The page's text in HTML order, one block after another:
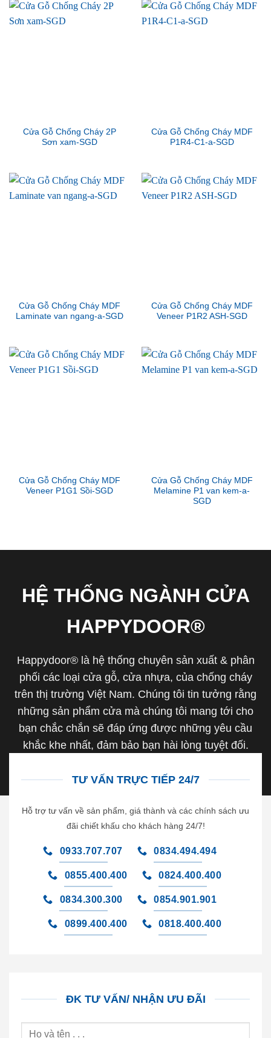
Cửa Gỗ Chống Cháy 2P
Sơn xam-SGD
Cửa Gỗ Chống Cháy MDF
P1R4-C1-a-SGD
Cửa Gỗ Chống Cháy MDF
Laminate van ngang-a-SGD
Cửa Gỗ Chống Cháy MDF
Veneer P1R2 ASH-SGD
Cửa Gỗ Chống Cháy MDF
Veneer P1G1 Sồi-SGD
Cửa Gỗ Chống Cháy MDF
Melamine P1 van kem-a-
SGD
HỆ THỐNG NGÀNH CỬA
HAPPYDOOR®
Happydoor® là hệ thống chuyên sản xuất & phân
phối các loại cửa gỗ, cửa nhựa, của chống cháy
trên thị trường Việt Nam. Chúng tôi tin tưởng rằng
những sản phẩm cửa mà chúng tôi mang tới cho
bạn chắc chắn sẽ đáp ứng được những yêu cầu
khắc khe nhất, đảm bảo bạn hài lòng tuyệt đối.
TƯ VẤN TRỰC TIẾP 24/7
Hỗ trợ tư vấn về sản phẩm, giá thành và các chính sách ưu
đãi chiết khấu cho khách hàng 24/7!
0933.707.707 0834.494.494
0855.400.400 0824.400.400
0834.300.300 0854.901.901
0899.400.400 0818.400.400
ĐK TƯ VẤN/ NHẬN ƯU ĐÃI